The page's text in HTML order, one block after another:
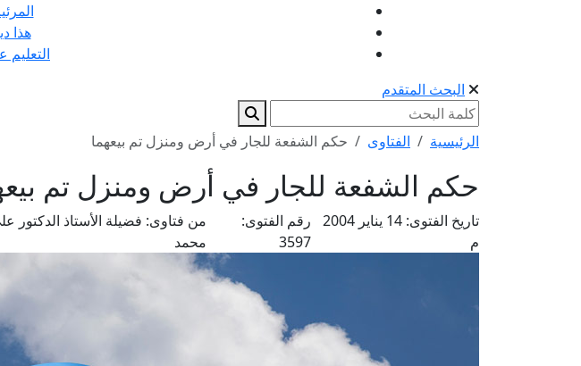
هذا
التعليم
البحث المتقدم
الرئيسية الفتاوى حكم الشفعة للجار في أرض ومنزل تم بيعهما
حكم الشفعة للجار في أرض ومنزل تم
تاريخ الفتوى:
14 يناير 2004
م
رقم الفتوى:
3597
من فتاوى: فضيلة الأستاذ الدكتور
محمد